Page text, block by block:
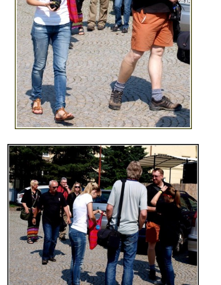
PRO ČLENY
STANOVY
ETICKÉ HODNOTY FOTOKLUBU
Fotoklub Ivančice - FotKI, z. s.
Mezírka 321/3
Ivančice, 664 91
IČO: 22877568
č.ú. 2501857810/2010
kontaktní osoba:
Petr Kudláček, předseda
fotki(@)fotoklub-ivancice(.)cz
Tel.: +420_77_67_09_017